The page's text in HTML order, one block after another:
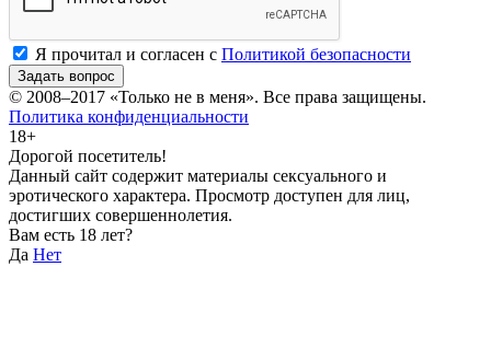
Я прочитал и согласен с Политикой безопасности
Задать вопрос
© 2008–2017 «Только не в меня». Все права защищены.
Политика конфиденциальности
18+
Дорогой посетитель!
Данный сайт содержит материалы сексуального и
эротического характера. Просмотр доступен для лиц,
достигших совершеннолетия.
Вам есть 18 лет?
Да Нет